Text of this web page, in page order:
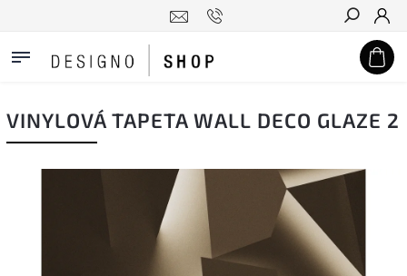
Hledat
VINYLOVÁ TAPETA WALL DECO GLAZE 2